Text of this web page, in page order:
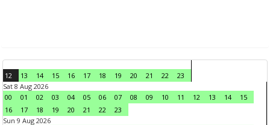
12 13 14 15 16 17 18 19 20 21 22
23
Sat 8 Aug 2026
00
01 02 03 04 05 06 07 08 09 10 11 12 13 14
15
16
17 18 19 20 21 22
23
Sun 9 Aug 2026